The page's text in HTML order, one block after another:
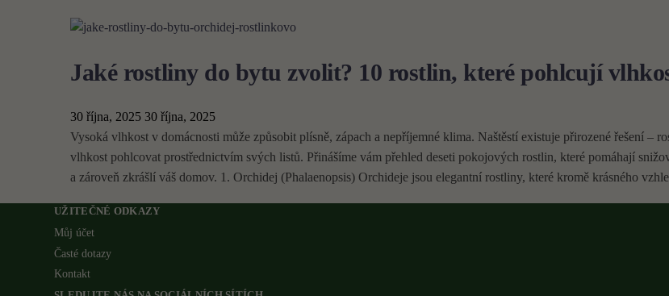
Jaké rostliny do bytu zvolit? 10 rostlin, které pohlcují
30 října, 2025 30 října, 2025
Vysoká vlhkost v domácnosti může způsobit plísně, zápach a nepříjemné klima. Naštěstí existuje přirozené řešení –
vlhkost pohlcovat prostřednictvím svých listů. Přinášíme vám přehled deseti pokojových rostlin, které pomáhají
a zároveň zkrášlí váš domov. 1. Orchidej (Phalaenopsis) Orchideje jsou elegantní rostliny, které kromě krásného
UŽITEČNÉ ODKAZY
Můj účet
Časté dotazy
Kontakt